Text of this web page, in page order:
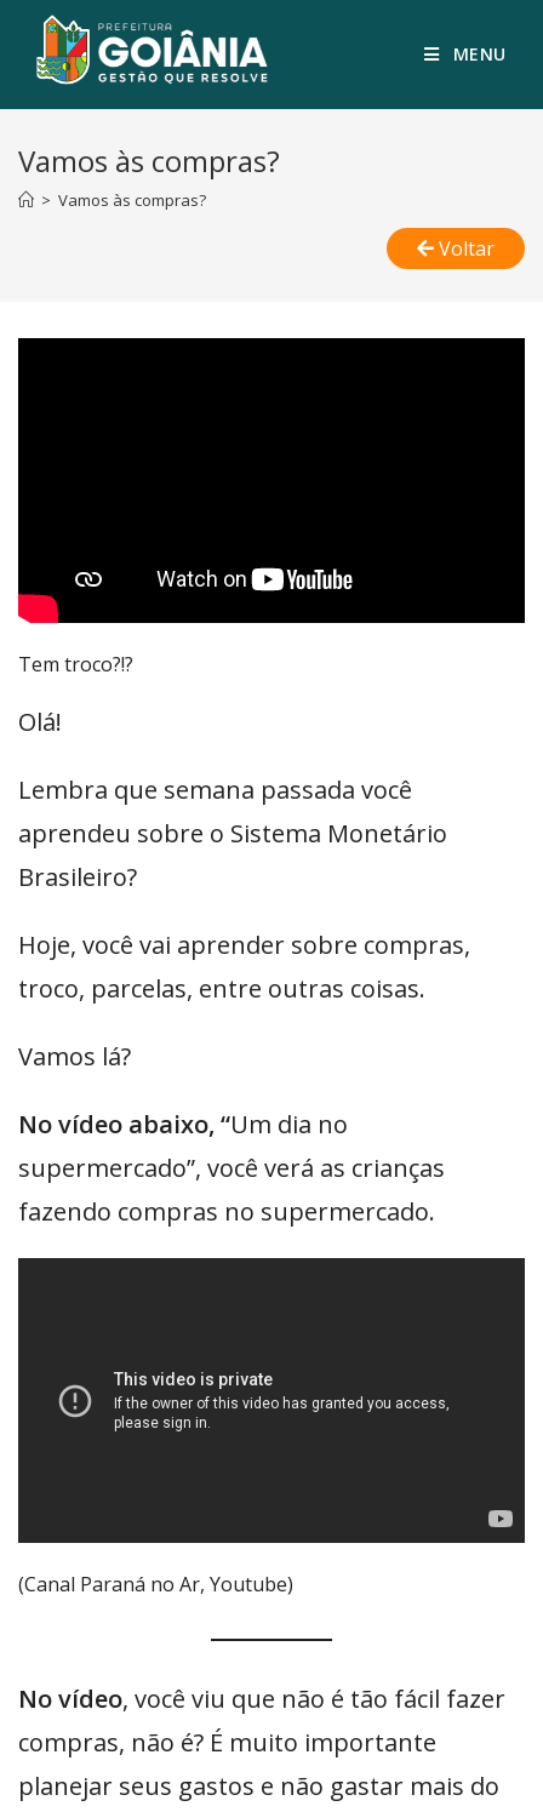
MENU
Vamos às compras?
> Vamos às compras?
Voltar
Tem troco?!?
Olá!
Lembra que semana passada você
aprendeu sobre o Sistema Monetário
Brasileiro?
Hoje, você vai aprender sobre compras,
troco, parcelas, entre outras coisas.
Vamos lá?
No vídeo abaixo, “Um dia no
supermercado”, você verá as crianças
fazendo compras no supermercado.
(Canal Paraná no Ar, Youtube)
No vídeo, você viu que não é tão fácil fazer
compras, não é? É muito importante
planejar seus gastos e não gastar mais do